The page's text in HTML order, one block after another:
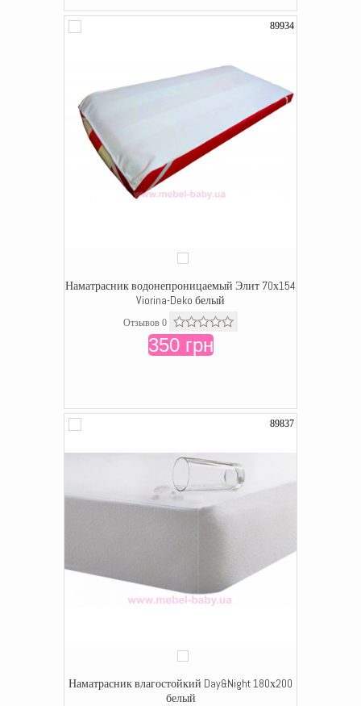
89934
Наматрасник водонепроницаемый Элит 70х154
Viorina-Deko белый
Отзывов 0
350 грн
89837
Наматрасник влагостойкий Day&Night 180х200
белый